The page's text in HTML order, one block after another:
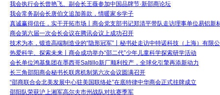
我会执行会长曾艳飞、副会长王薇参加中国品牌节·新邵商论坛
我会常务副会长唐伯文追加善款，情暖家乡学子
真诚赢得信任，实干开拓市场丨商会党支部书记郑清平带队走访理事单位易铝新
商会第六届一次会长会议在腾讯会议上成功召开
技术为本，锻造高端制造业的“隐形冠军”丨秘书处走访中特诺科技（上海）有限公
热爱科学、探索未来丨商会成功举办“邵二代”少年儿童科学探索研学活动
会长单位鸿基集团在墨西哥Saltillo新厂顺利投产，全球化引擎再添新动力
长三角邵阳商会秘书长联席机制第六次会议圆满召开
“邵商联合会北美发展中心驻美国联络处”在底特律中华商会正式挂牌成立
邵阳队荣获沪上湘军高尔夫市州战队对抗赛季军